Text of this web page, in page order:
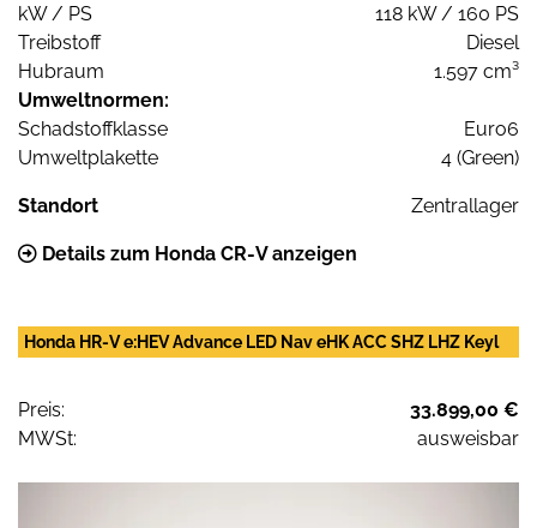
kW / PS
118 kW / 160 PS
Treibstoff
Diesel
Hubraum
1.597 cm³
Umweltnormen:
Schadstoffklasse
Euro6
Umweltplakette
4 (Green)
Standort Zentrallager
Details zum Honda CR-V anzeigen
Honda HR-V e:HEV Advance LED Nav eHK ACC SHZ LHZ Keyl
Preis:
33.899,00 €
MWSt:
ausweisbar